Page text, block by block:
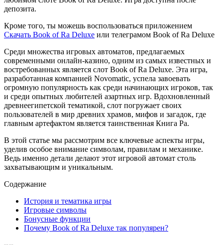
депозита.
Кроме того, ты можешь воспользоваться приложением
Скачать Book of Ra Deluxe или телеграмом Book of Ra Deluxe
Среди множества игровых автоматов, предлагаемых
современными онлайн-казино, одним из самых известных и
востребованных является слот Book of Ra Deluxe. Эта игра,
разработанная компанией Novomatic, успела завоевать
огромную популярность как среди начинающих игроков, так
и среди опытных любителей азартных игр. Вдохновленный
древнеегипетской тематикой, слот погружает своих
пользователей в мир древних храмов, мифов и загадок, где
главным артефактом является таинственная Книга Ра.
В этой статье мы рассмотрим все ключевые аспекты игры,
уделив особое внимание символам, правилам и механике.
Ведь именно детали делают этот игровой автомат столь
захватывающим и уникальным.
Содержание
История и тематика игры
Игровые символы
Бонусные функции
Почему Book of Ra Deluxe так популярен?